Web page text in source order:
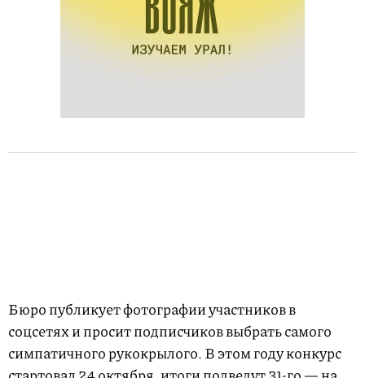
Бюро публикует фотографии участников в
соцсетях и просит подписчиков выбрать самого
симпатичного рукокрылого. В этом году конкурс